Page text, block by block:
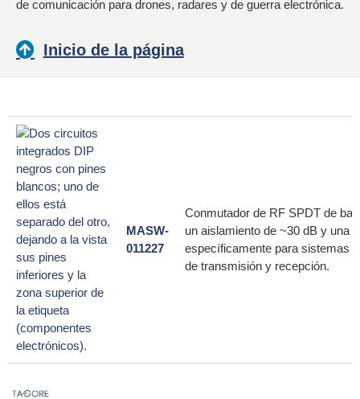
de comunicación para drones, radares y de guerra electrónica.
Inicio de la página
MASW-
011227
Conmutador de RF SPDT de
un aislamiento de ~30 dB y una
específicamente para sistemas
de transmisión y recepción.